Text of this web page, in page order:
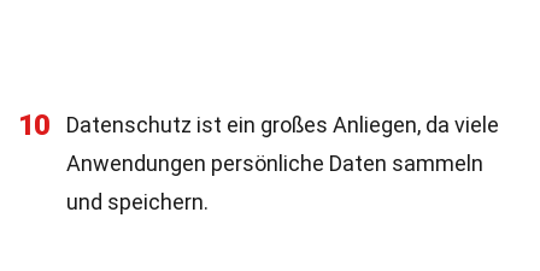
10
Datenschutz ist ein großes Anliegen, da viele
Anwendungen persönliche Daten sammeln
und speichern.